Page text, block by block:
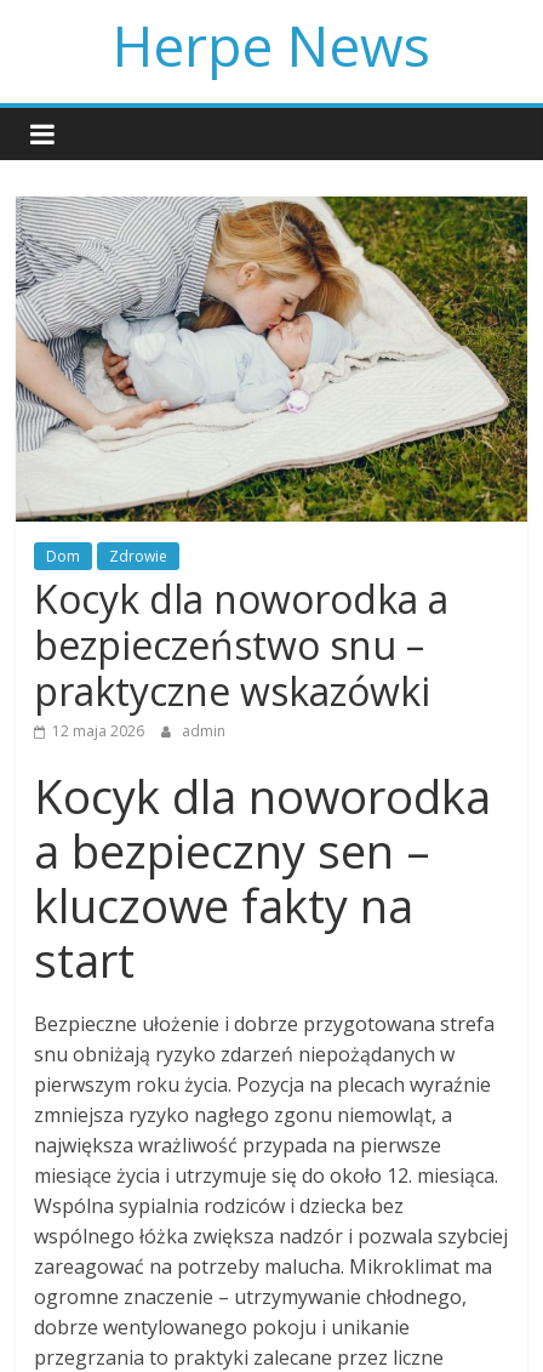
Herpe News
Dom Zdrowie
Kocyk dla noworodka a
bezpieczeństwo snu –
praktyczne wskazówki
12 maja 2026 admin
Kocyk dla noworodka
a bezpieczny sen –
kluczowe fakty na
start
Bezpieczne ułożenie i dobrze przygotowana strefa
snu obniżają ryzyko zdarzeń niepożądanych w
pierwszym roku życia. Pozycja na plecach wyraźnie
zmniejsza ryzyko nagłego zgonu niemowląt, a
największa wrażliwość przypada na pierwsze
miesiące życia i utrzymuje się do około 12. miesiąca.
Wspólna sypialnia rodziców i dziecka bez
wspólnego łóżka zwiększa nadzór i pozwala szybciej
zareagować na potrzeby malucha. Mikroklimat ma
ogromne znaczenie – utrzymywanie chłodnego,
dobrze wentylowanego pokoju i unikanie
przegrzania to praktyki zalecane przez liczne